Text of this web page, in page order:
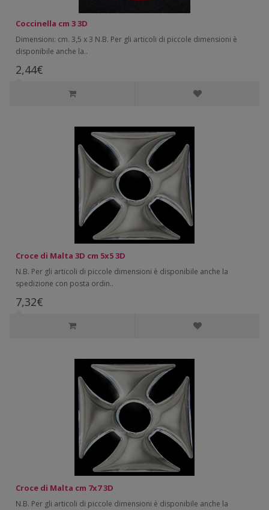
Coccinella cm 3 3D
Dimensioni: cm. 3,5 x 3 N.B. Per gli articoli di piccole dimensioni è
disponibile anche la..
2,44€
Croce di Malta 3D cm 5x5 3D
N.B. Per gli articoli di piccole dimensioni è disponibile anche la
spedizione con posta ordin..
7,32€
Croce di Malta cm 7x7 3D
N.B. Per gli articoli di piccole dimensioni è disponibile anche la